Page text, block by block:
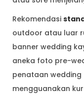
Rekomendasi
outdoor atau luar
banner wedding
aneka foto pre-
penataan
mengguanakan